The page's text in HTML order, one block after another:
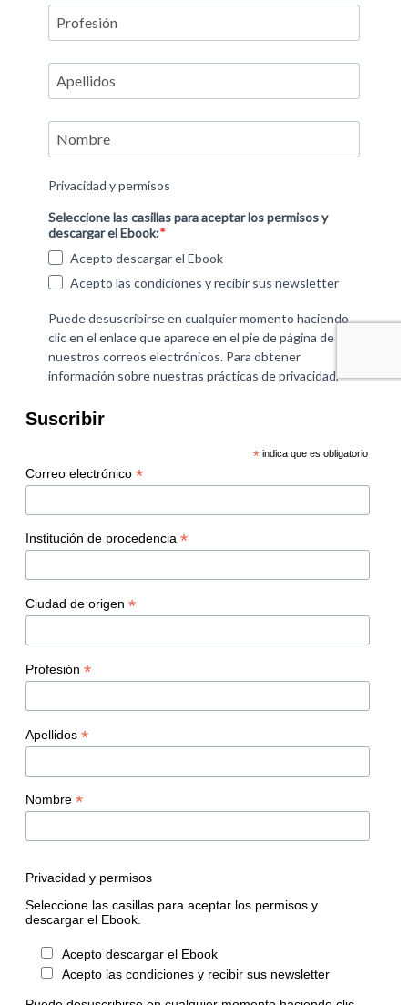
Suscribir
* indica que es obligatorio
Correo electrónico *
Institución de procedencia *
Ciudad de origen *
Profesión *
Apellidos *
Nombre *
Privacidad y permisos
Seleccione las casillas para aceptar los permisos y
descargar el Ebook.
Acepto descargar el Ebook
Acepto las condiciones y recibir sus newsletter